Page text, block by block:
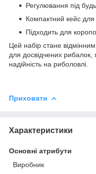
Регулювання під
Компактний кейс для
Підходить для
Цей набір стане
для досвідчених рибалок,
надійність на риболовлі.
Приховати
Характеристики
Основні атрибути
Виробник